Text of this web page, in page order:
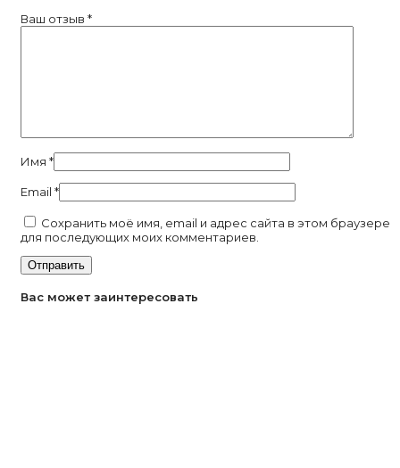
Ваш отзыв *
Имя *
Email *
Сохранить моё имя, email и адрес сайта в этом браузере
для последующих моих комментариев.
Вас может заинтересовать